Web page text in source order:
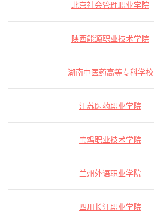
北京社会管理职业学院
陕西能源职业技术学院
湖南中医药高等专科学校
江苏医药职业学院
宝鸡职业技术学院
兰州外语职业学院
四川长江职业学院